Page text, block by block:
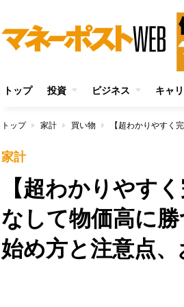
トップ 投資 ビジネス キャ
トップ 家計 買い物
家計
【超わかりやす
なして物価高に
始め方と注意点